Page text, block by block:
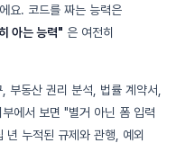
요. 코드를 짜는 능력은
아는 능력" 은 여전히
부동산 권리 분석, 법률 계약서,
에서 보면 "별거 아닌 폼 입력
년 누적된 규제와 관행, 예외